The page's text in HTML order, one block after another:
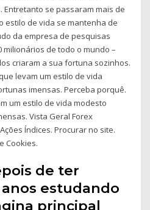
Entretanto se passaram mais de
estilo de vida se mantenha de
da empresa de pesquisas
milionários de todo o mundo –
criaram a sua fortuna sozinhos.
levam um estilo de vida
imensas. Perceba porquê.
um estilo de vida modesto
Vista Geral Forex
Índices. Procurar no site.
Cookies.
de ter
estudando
principal